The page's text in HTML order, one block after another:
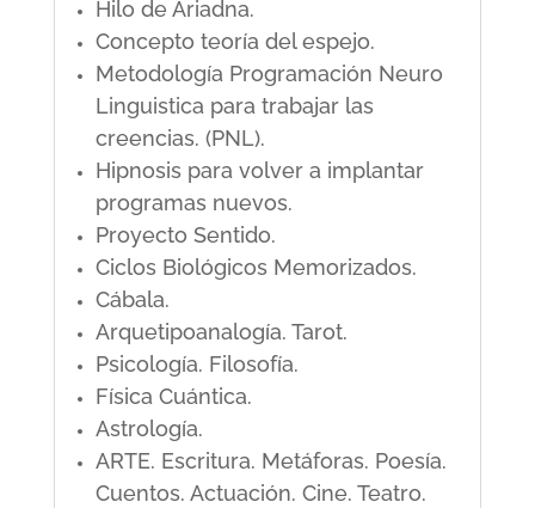
Hilo de Ariadna.
Concepto teoría del espejo.
Metodología Programación Neuro
Linguistica para trabajar las
creencias. (PNL).
Hipnosis para volver a implantar
programas nuevos.
Proyecto Sentido.
Ciclos Biológicos Memorizados.
Cábala.
Arquetipoanalogía. Tarot.
Psicología. Filosofía.
Física Cuántica.
Astrología.
ARTE. Escritura. Metáforas. Poesía.
Cuentos. Actuación. Cine. Teatro.